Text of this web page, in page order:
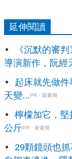
延伸閱讀
《沉默的審
導演新作，阮經
起床就先做
天變... PR・新素簡
檸檬加它，
公斤PR・新素簡
29顆鏡頭也